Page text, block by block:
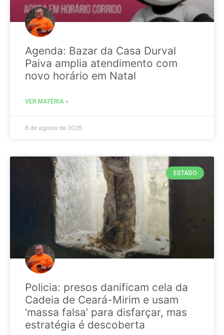
Agenda: Bazar da Casa Durval
Paiva amplia atendimento com
novo horário em Natal
VER MATÉRIA »
8 de agosto de 2026
ESTADO
Policia: presos danificam cela da
Cadeia de Ceará-Mirim e usam
‘massa falsa’ para disfarçar, mas
estratégia é descoberta